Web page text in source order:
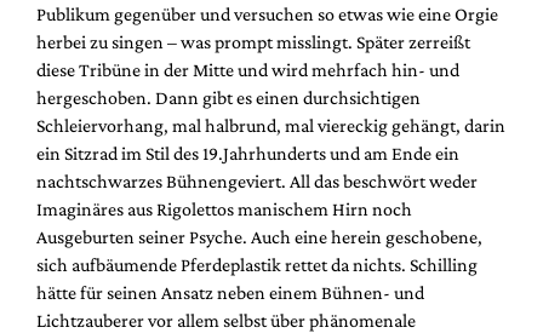
Publikum gegenüber und versuchen so etwas wie eine Orgie
herbei zu singen – was prompt misslingt. Später zerreißt
diese Tribüne in der Mitte und wird mehrfach hin- und
hergeschoben. Dann gibt es einen durchsichtigen
Schleiervorhang, mal halbrund, mal viereckig gehängt, darin
ein Sitzrad im Stil des 19.Jahrhunderts und am Ende ein
nachtschwarzes Bühnengeviert. All das beschwört weder
Imaginäres aus Rigolettos manischem Hirn noch
Ausgeburten seiner Psyche. Auch eine herein geschobene,
sich aufbäumende Pferdeplastik rettet da nichts. Schilling
hätte für seinen Ansatz neben einem Bühnen- und
Lichtzauberer vor allem selbst über phänomenale